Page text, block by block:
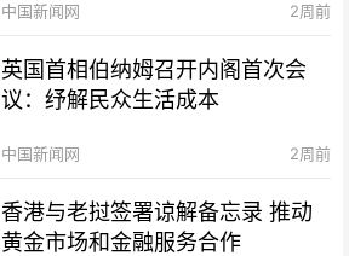
中国新闻网 2周前
英国首相伯纳姆召开内阁首次会
议：纾解民众生活成本
中国新闻网 2周前
香港与老挝签署谅解备忘录 推动
黄金市场和金融服务合作